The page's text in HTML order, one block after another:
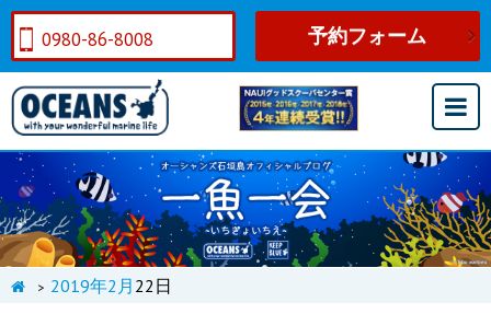
0980-86-8008 予約フォーム
> 2019年2月 22日